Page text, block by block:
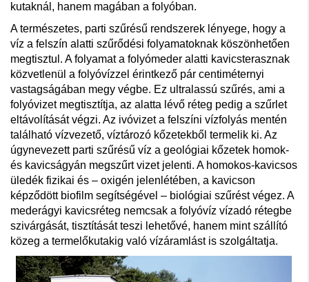
kutaknál, ha­nem magában a folyóban.
A természetes, parti szűrésű rendszerek lényege, hogy a
víz a felszín alatti szűrődési folyamatoknak köszönhetően
megtisztul. A folyamat a folyómeder alatti kavicsterasznak
közvetlenül a folyóvízzel érintkező pár centiméternyi
vastagságában megy végbe. Ez ultralassú szűrés, ami a
folyóvizet megtisztítja, az alatta lévő réteg pedig a szűrlet
eltávolítását végzi. Az ivóvizet a felszíni vízfolyás mentén
található vízvezető, víztározó kőzetekből termelik ki. Az
úgynevezett parti szűrésű víz a geológiai kőzetek homok-
és kavicságyán megszűrt vizet jelenti. A homokos-kavicsos
üledék fizikai és – oxigén jelenlétében, a kavicson
képződött biofilm segítségével – biológiai szűrést végez. A
mederágyi kavicsréteg nemcsak a folyóvíz vízadó rétegbe
szivárgását, tisztítását teszi lehetővé, hanem mint szállító
közeg a termelőkutakig való vízáramlást is szolgáltatja.